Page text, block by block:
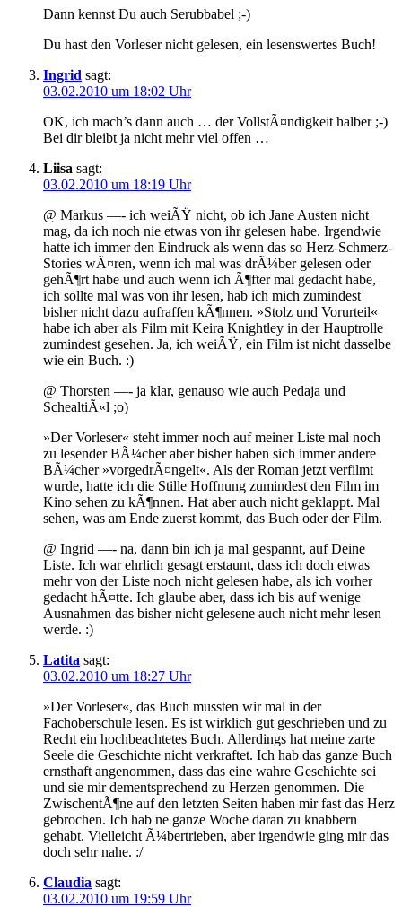
Dann kennst Du auch Serubbabel ;-)
Du hast den Vorleser nicht gelesen, ein lesenswertes Buch!
Ingrid sagt:
03.02.2010 um 18:02 Uhr
OK, ich mach’s dann auch … der VollstÃ¤ndigkeit halber ;-)
Bei dir bleibt ja nicht mehr viel offen …
Liisa sagt:
03.02.2010 um 18:19 Uhr
@ Markus —- ich weiÃŸ nicht, ob ich Jane Austen nicht
mag, da ich noch nie etwas von ihr gelesen habe. Irgendwie
hatte ich immer den Eindruck als wenn das so Herz-Schmerz-
Stories wÃ¤ren, wenn ich mal was drÃ¼ber gelesen oder
gehÃ¶rt habe und auch wenn ich Ã¶fter mal gedacht habe,
ich sollte mal was von ihr lesen, hab ich mich zumindest
bisher nicht dazu aufraffen kÃ¶nnen. »Stolz und Vorurteil«
habe ich aber als Film mit Keira Knightley in der Hauptrolle
zumindest gesehen. Ja, ich weiÃŸ, ein Film ist nicht dasselbe
wie ein Buch. :)
@ Thorsten —- ja klar, genauso wie auch Pedaja und
SchealtiÃ«l ;o)
»Der Vorleser« steht immer noch auf meiner Liste mal noch
zu lesender BÃ¼cher aber bisher haben sich immer andere
BÃ¼cher »vorgedrÃ¤ngelt«. Als der Roman jetzt verfilmt
wurde, hatte ich die Stille Hoffnung zumindest den Film im
Kino sehen zu kÃ¶nnen. Hat aber auch nicht geklappt. Mal
sehen, was am Ende zuerst kommt, das Buch oder der Film.
@ Ingrid —- na, dann bin ich ja mal gespannt, auf Deine
Liste. Ich war ehrlich gesagt erstaunt, dass ich doch etwas
mehr von der Liste noch nicht gelesen habe, als ich vorher
gedacht hÃ¤tte. Ich glaube aber, dass ich bis auf wenige
Ausnahmen das bisher nicht gelesene auch nicht mehr lesen
werde. :)
Latita sagt:
03.02.2010 um 18:27 Uhr
»Der Vorleser«, das Buch mussten wir mal in der
Fachoberschule lesen. Es ist wirklich gut geschrieben und zu
Recht ein hochbeachtetes Buch. Allerdings hat meine zarte
Seele die Geschichte nicht verkraftet. Ich hab das ganze Buch
ernsthaft angenommen, dass das eine wahre Geschichte sei
und sie mir dementsprechend zu Herzen genommen. Die
ZwischentÃ¶ne auf den letzten Seiten haben mir fast das Herz
gebrochen. Ich hab ne ganze Woche daran zu knabbern
gehabt. Vielleicht Ã¼bertrieben, aber irgendwie ging mir das
doch sehr nahe. :/
Claudia sagt:
03.02.2010 um 19:59 Uhr